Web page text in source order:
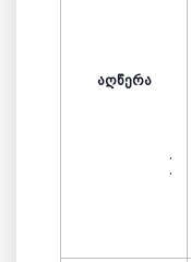
აღწერა
·
·